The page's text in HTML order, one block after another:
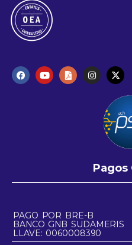
Pagos
PAGO POR BRE-B
BANCO GNB SUDAMERIS
LLAVE: 0060008390